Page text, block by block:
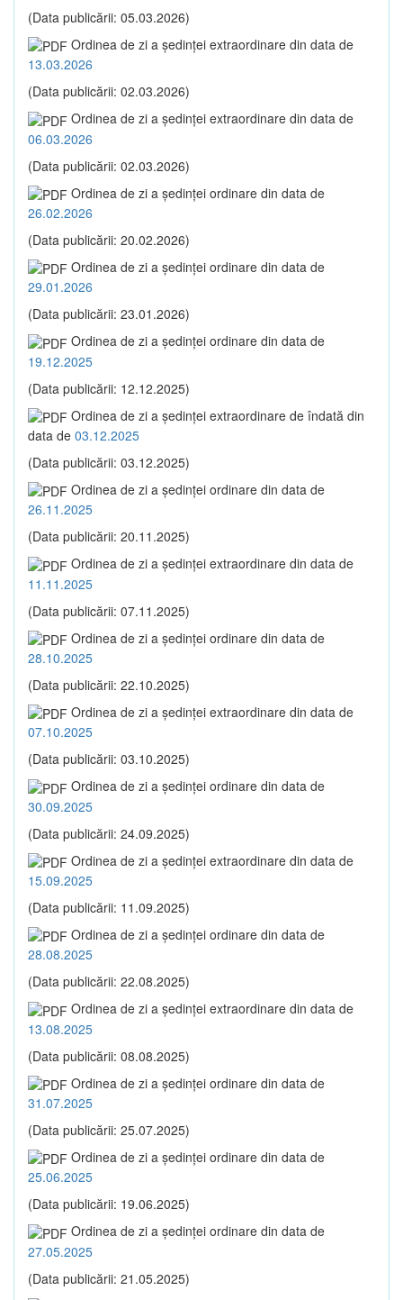
(Data publicării: 05.03.2026)
Ordinea de zi a şedinţei extraordinare din data de
13.03.2026
(Data publicării: 02.03.2026)
Ordinea de zi a şedinţei extraordinare din data de
06.03.2026
(Data publicării: 02.03.2026)
Ordinea de zi a şedinţei ordinare din data de
26.02.2026
(Data publicării: 20.02.2026)
Ordinea de zi a şedinţei ordinare din data de
29.01.2026
(Data publicării: 23.01.2026)
Ordinea de zi a şedinţei ordinare din data de
19.12.2025
(Data publicării: 12.12.2025)
Ordinea de zi a şedinţei extraordinare de îndată din
data de 03.12.2025
(Data publicării: 03.12.2025)
Ordinea de zi a şedinţei ordinare din data de
26.11.2025
(Data publicării: 20.11.2025)
Ordinea de zi a şedinţei extraordinare din data de
11.11.2025
(Data publicării: 07.11.2025)
Ordinea de zi a şedinţei ordinare din data de
28.10.2025
(Data publicării: 22.10.2025)
Ordinea de zi a şedinţei extraordinare din data de
07.10.2025
(Data publicării: 03.10.2025)
Ordinea de zi a şedinţei ordinare din data de
30.09.2025
(Data publicării: 24.09.2025)
Ordinea de zi a şedinţei extraordinare din data de
15.09.2025
(Data publicării: 11.09.2025)
Ordinea de zi a şedinţei ordinare din data de
28.08.2025
(Data publicării: 22.08.2025)
Ordinea de zi a şedinţei extraordinare din data de
13.08.2025
(Data publicării: 08.08.2025)
Ordinea de zi a şedinţei ordinare din data de
31.07.2025
(Data publicării: 25.07.2025)
Ordinea de zi a şedinţei ordinare din data de
25.06.2025
(Data publicării: 19.06.2025)
Ordinea de zi a şedinţei ordinare din data de
27.05.2025
(Data publicării: 21.05.2025)